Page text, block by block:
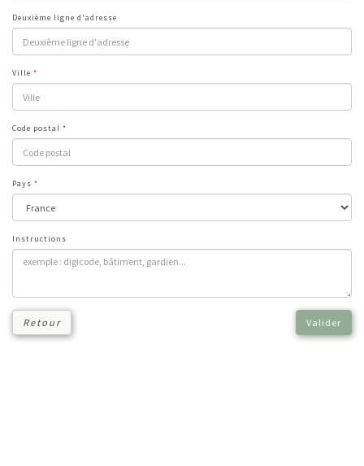
Deuxième ligne d'adresse
Ville
Code postal
Pays
Instructions
Retour Valider